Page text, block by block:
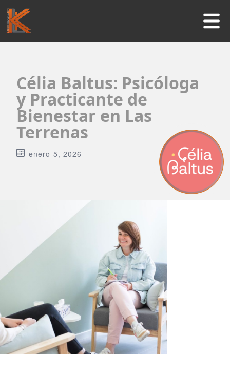
Negocios
Guía Turística
Actividades
Contacto
Célia Baltus: Psicóloga
y Practicante de
Bienestar en Las
Terrenas
enero 5, 2026